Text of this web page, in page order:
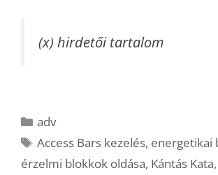
(x) hirdetői tartalom
Kategória
adv
Címkék
Access Bars kezelés, energetikai
érzelmi blokkok oldása, Kántás Kata,